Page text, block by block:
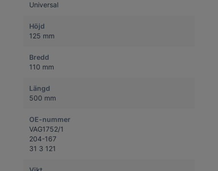
Universal
Höjd
125 mm
Bredd
110 mm
Längd
500 mm
OE-nummer
VAG1752/1
204-167
31 3 121